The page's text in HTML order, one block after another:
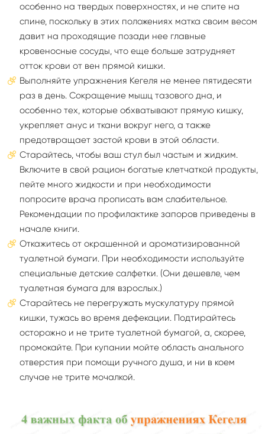
особенно на твердых поверхностях, и не спите на
спине, поскольку в этих положениях матка своим весом
давит на проходящие позади нее главные
кровеносные сосуды, что еще больше затрудняет
отток крови от вен прямой кишки.
Выполняйте упражнения Кегеля не менее пятидесяти
раз в день. Сокращение мышц тазового дна, и
особенно тех, которые обхватывают прямую кишку,
укрепляет анус и ткани вокруг него, а также
предотвращает застой крови в этой области.
Старайтесь, чтобы ваш стул был частым и жидким.
Включите в свой рацион богатые клетчаткой продукты,
пейте много жидкости и при необходимости
попросите врача прописать вам слабительное.
Рекомендации по профилактике запоров приведены в
начале книги.
Откажитесь от окрашенной и ароматизированной
туалетной бумаги. При необходимости используйте
специальные детские салфетки. (Они дешевле, чем
туалетная бумага для взрослых.)
Старайтесь не перегружать мускулатуру прямой
кишки, тужась во время дефекации. Подтирайтесь
осторожно и не трите туалетной бумагой, а, скорее,
промокайте. При купании мойте область анального
отверстия при помощи ручного душа, и ни в коем
случае не трите мочалкой.